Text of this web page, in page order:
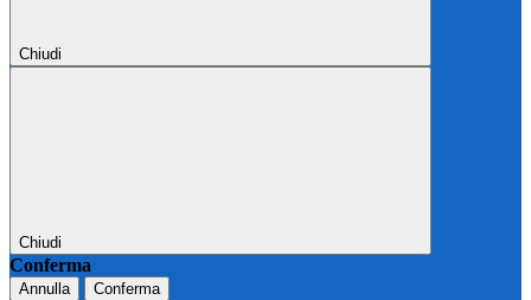
Chiudi
Chiudi
Conferma
Annulla Conferma